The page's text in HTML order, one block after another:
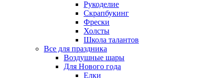
Рукоделие
Скрапбукинг
Фрески
Холсты
Школа талантов
Все для праздника
Воздушные шары
Для Нового года
Елки